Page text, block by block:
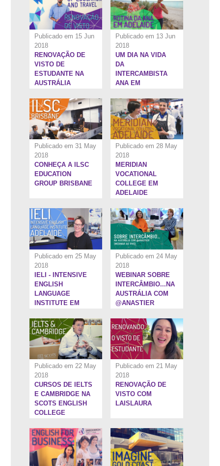
Publicado em 15 Jun
2018
RENOVAÇÃO DE
VISTO DE
ESTUDANTE NA
AUSTRÁLIA
Publicado em 13 Jun
2018
UM DIA NA VIDA
DA
INTERCAMBISTA
ANA EM
Publicado em 31 May
2018
CONHEÇA A ILSC
EDUCATION
GROUP BRISBANE
Publicado em 28 May
2018
MERIDIAN
VOCATIONAL
COLLEGE EM
ADELAIDE
Publicado em 25 May
2018
IELI - INTENSIVE
ENGLISH
LANGUAGE
INSTITUTE EM
Publicado em 24 May
2018
WEBINAR SOBRE
INTERCÂMBIO...NA
AUSTRÁLIA COM
@ANASTIER
Publicado em 22 May
2018
CURSOS DE IELTS
E CAMBRIDGE NA
SCOTS ENGLISH
COLLEGE
Publicado em 21 May
2018
7:28''
RENOVAÇÃO DE
VISTO COM
LAISLAURA
5:41''